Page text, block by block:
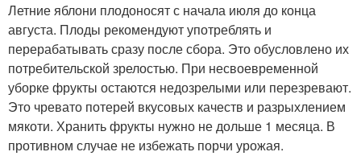
Летние яблони плодоносят с начала июля до конца
августа. Плоды рекомендуют употреблять и
перерабатывать сразу после сбора. Это обусловлено их
потребительской зрелостью. При несвоевременной
уборке фрукты остаются недозрелыми или перезревают.
Это чревато потерей вкусовых качеств и разрыхлением
мякоти. Хранить фрукты нужно не дольше 1 месяца. В
противном случае не избежать порчи урожая.